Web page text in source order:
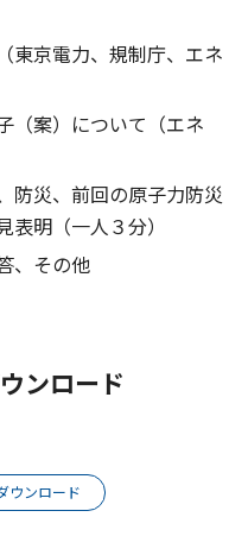
東京電力、規制庁、エネ
（案）について（エネ
防災、前回の原子力防災
明（一人３分）
、その他
ンロード
ウンロード